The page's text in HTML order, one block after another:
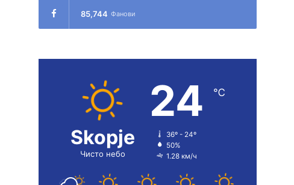
85,744 Фанови
Skopje
Чисто небо
24 ℃
36º - 24º
50%
1.28 км/ч